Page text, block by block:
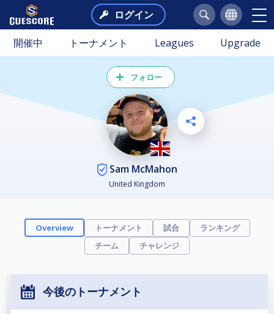
ログイン
開催中 トーナメント Leagues Upgrade
フォロー
Sam McMahon
United Kingdom
Overview トーナメント 試合
ランキング
チーム
チャレンジ
今後のトーナメント